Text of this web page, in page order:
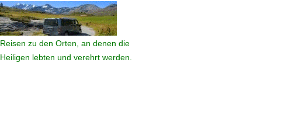
Reisen zu den Orten, an denen die
Heiligen lebten und verehrt werden.